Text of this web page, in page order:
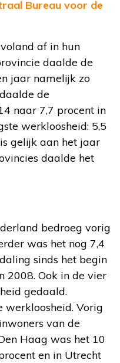
Bureau voor de
af in hun
daalde de
jaar namelijk zo
de
naar 7,7 procent in
werkloosheid: 5,5
gelijk aan het jaar
daalde het
bedroeg vorig
was het nog 7,4
sinds het begin
2008. Ook in de vier
gedaald.
werkloosheid. Vorig
van de
Haag was het 10
en in Utrecht